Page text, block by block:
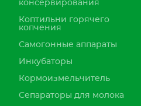
консервирования
Коптильни горячего
копчения
Самогонные аппараты
Инкубаторы
Кормоизмельчитель
Сепараторы для молока